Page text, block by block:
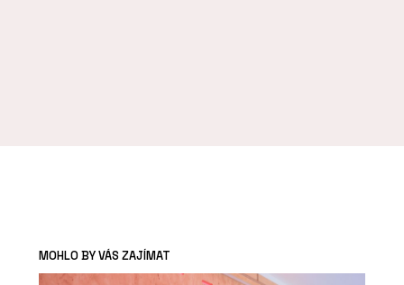
MOHLO BY VÁS ZAJÍMAT